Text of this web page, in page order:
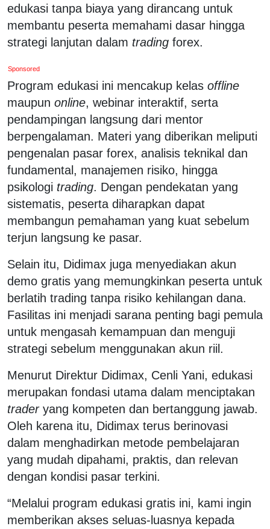
edukasi tanpa biaya yang dirancang untuk
membantu peserta memahami dasar hingga
strategi lanjutan dalam trading forex.
Sponsored
Program edukasi ini mencakup kelas offline
maupun online, webinar interaktif, serta
pendampingan langsung dari mentor
berpengalaman. Materi yang diberikan meliputi
pengenalan pasar forex, analisis teknikal dan
fundamental, manajemen risiko, hingga
psikologi trading. Dengan pendekatan yang
sistematis, peserta diharapkan dapat
membangun pemahaman yang kuat sebelum
terjun langsung ke pasar.
Selain itu, Didimax juga menyediakan akun
demo gratis yang memungkinkan peserta untuk
berlatih trading tanpa risiko kehilangan dana.
Fasilitas ini menjadi sarana penting bagi pemula
untuk mengasah kemampuan dan menguji
strategi sebelum menggunakan akun riil.
Menurut Direktur Didimax, Cenli Yani, edukasi
merupakan fondasi utama dalam menciptakan
traderyang kompeten dan bertanggung jawab.
Oleh karena itu, Didimax terus berinovasi
dalam menghadirkan metode pembelajaran
yang mudah dipahami, praktis, dan relevan
dengan kondisi pasar terkini.
“Melalui program edukasi gratis ini, kami ingin
memberikan akses seluas-luasnya kepada